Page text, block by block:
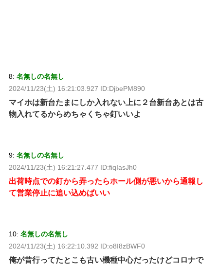
8: 名無しの名無し
2024/11/23(土) 16:21:03.927 ID:DjbePM890
マイホは新台たまにしか入れない上に２台新台あとは古
物入れてるからめちゃくちゃ釘いいよ
9: 名無しの名無し
2024/11/23(土) 16:21:27.477 ID:fiqIasJh0
出荷時点での釘から弄ったらホール側が悪いから通報し
て営業停止に追い込めばいい
10: 名無しの名無し
2024/11/23(土) 16:22:10.392 ID:o8I8zBWF0
俺が昔行ってたとこも古い機種中心だったけどコロナで